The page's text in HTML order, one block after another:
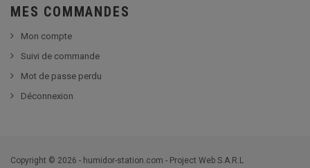
MES COMMANDES
Mon compte
Suivi de commande
Mot de passe perdu
Déconnexion
Copyright © 2026 - humidor-station.com - Project Web S.A.R.L